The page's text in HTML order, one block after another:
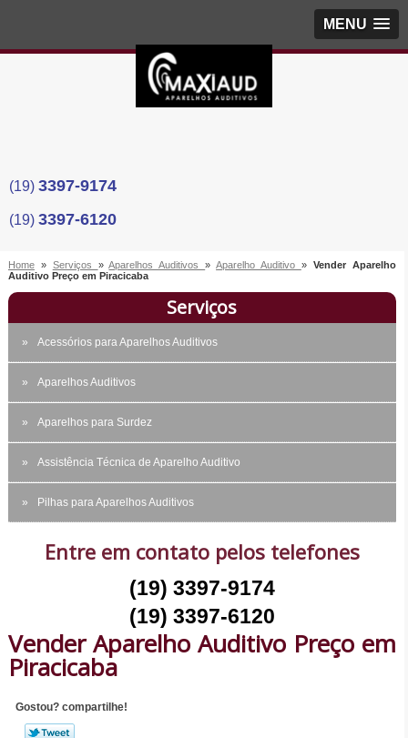
MENU
(19) 3397-9174
(19) 3397-6120
Home » Serviços »Aparelhos Auditivos»Aparelho Auditivo » Vender Aparelho
Auditivo Preço em Piracicaba
Serviços
Acessórios para Aparelhos Auditivos
Aparelhos Auditivos
Aparelhos para Surdez
Assistência Técnica de Aparelho Auditivo
Pilhas para Aparelhos Auditivos
Entre em contato pelos telefones
(19) 3397-9174
(19) 3397-6120
Vender Aparelho Auditivo Preço em
Piracicaba
Gostou? compartilhe!